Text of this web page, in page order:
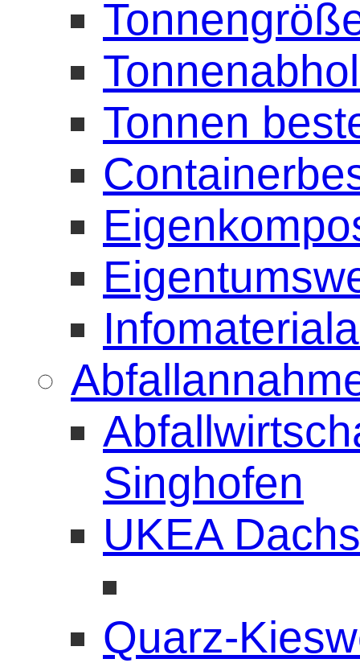
Tonnen
Singhofen
UKEA
Quarz-